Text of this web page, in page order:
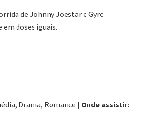
de Johnny Joestar e Gyro
doses iguais.
Drama, Romance | Onde assistir: